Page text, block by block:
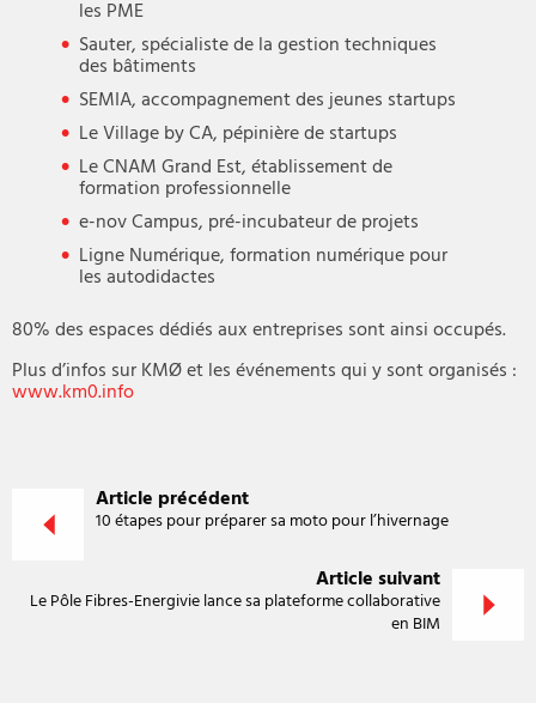
les PME
Sauter, spécialiste de la gestion techniques
des bâtiments
SEMIA, accompagnement des jeunes startups
Le Village by CA, pépinière de startups
Le CNAM Grand Est, établissement de
formation professionnelle
e-nov Campus, pré-incubateur de projets
Ligne Numérique, formation numérique pour
les autodidactes
80% des espaces dédiés aux entreprises sont ainsi occupés.
Plus d’infos sur KMØ et les événements qui y sont organisés :
www.km0.info
Article précédent
10 étapes pour préparer sa moto pour l’hivernage
Article suivant
Le Pôle Fibres-Energivie lance sa plateforme collaborative
en BIM